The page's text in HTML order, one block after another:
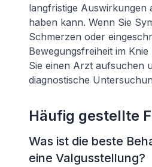
langfristige Auswirkungen
haben kann. Wenn Sie
Schmerzen oder
Bewegungsfreiheit im
Sie einen Arzt aufsuchen
diagnostische
Häufig gestellte
Was ist die beste
eine Valgusstellung?